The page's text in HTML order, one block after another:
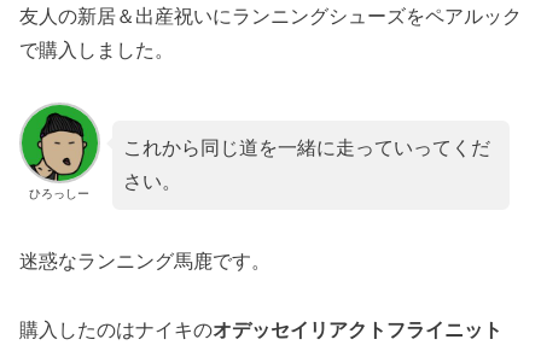
友人の新居＆出産祝いにランニングシューズをペアルック
で購入しました。
ひろっしー
これから同じ道を一緒に走っていってくだ
さい。
迷惑なランニング馬鹿です。
購入したのはナイキのオデッセイリアクトフライニット